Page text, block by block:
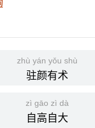
zhù yán yǒu shù
驻颜有术
zì gāo zì dà
自高自大